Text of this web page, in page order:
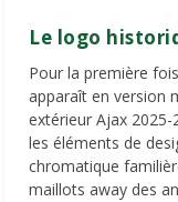
Le logo
Pour la première
apparaît en version
extérieur Ajax
les éléments de
chromatique
maillots away des